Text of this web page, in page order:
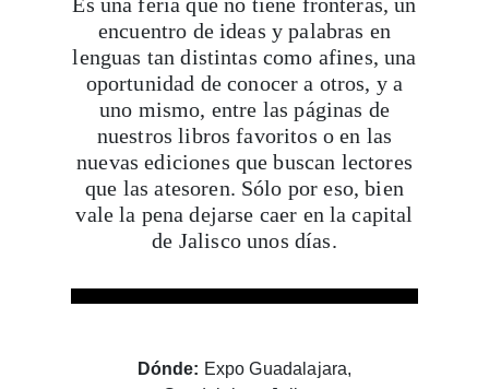
encuentro de ideas y palabras en
lenguas tan distintas como afines, una
oportunidad de conocer a otros, y a
uno mismo, entre las páginas de
nuestros libros favoritos o en las
nuevas ediciones que buscan lectores
que las atesoren. Sólo por eso, bien
vale la pena dejarse caer en la capital
de Jalisco unos días.
Guadalajara, Jalisco